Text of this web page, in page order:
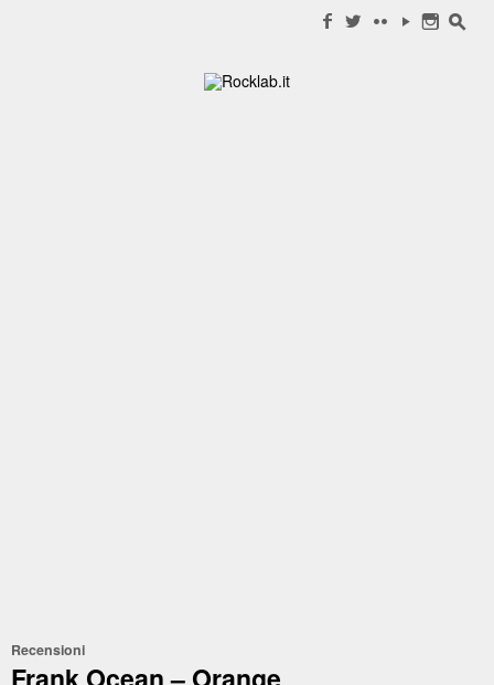
f w c y n s
Recensioni
Frank Ocean – Orange